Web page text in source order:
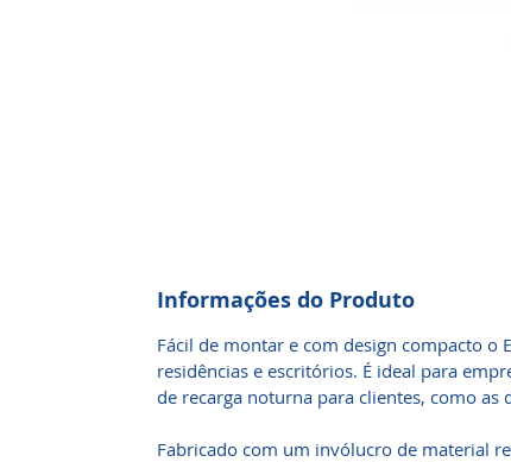
Informações do Produto
Fácil de montar e com design compacto o
residências e escritórios. É ideal para
de recarga noturna para clientes, como as
Fabricado com um invólucro de material